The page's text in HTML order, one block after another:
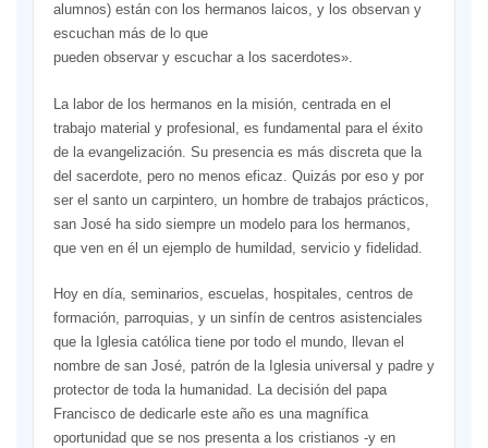
alumnos) están con los hermanos laicos, y los observan y
escuchan más de lo que
pueden observar y escuchar a los sacerdotes».
La labor de los hermanos en la misión, centrada en el
trabajo material y profesional, es fun­damental para el éxito
de la evange­lización. Su presen­cia es más discreta que la
del sacerdote, pero no menos eficaz. Quizás por eso y por
ser el santo un carpintero, un hombre de trabajos prácti­cos,
san José ha sido siem­pre un modelo para los hermanos,
que ven en él un ejemplo de humildad, servi­cio y fidelidad.
Hoy en día, seminarios, escue­las, hospitales, centros de
formación, parroquias, y un sinfín de centros asistenciales
que la Iglesia católi­ca tiene por todo el mundo, llevan el
nombre de san José, patrón de la Iglesia universal y padre y
protector de toda la humanidad. La decisión del papa
Francisco de dedicarle este año es una magnífica
oportunidad que se nos presenta a los cristianos -y en